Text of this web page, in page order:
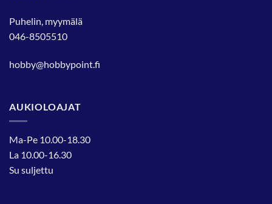
Puhelin, myymälä
046-8505510
hobby@hobbypoint.fi
AUKIOLOAJAT
Ma-Pe 10.00-18.30
La 10.00-16.30
Su suljettu